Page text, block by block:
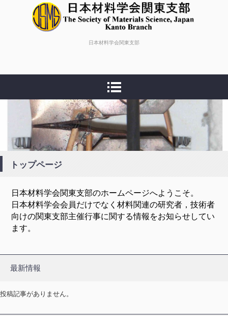
日本材料学会関東支部
日本材料学会関東支部
トップページ
日本材料学会関東支部のホームページへようこそ。
日本材料学会会員だけでなく材料関連の研究者，技術者
向けの関東支部主催行事に関する情報をお知らせしてい
ます。
最新情報
投稿記事がありません。